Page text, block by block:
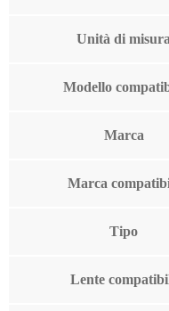
Unità di misura
Modello
Marca
Marca
Tipo
Lente